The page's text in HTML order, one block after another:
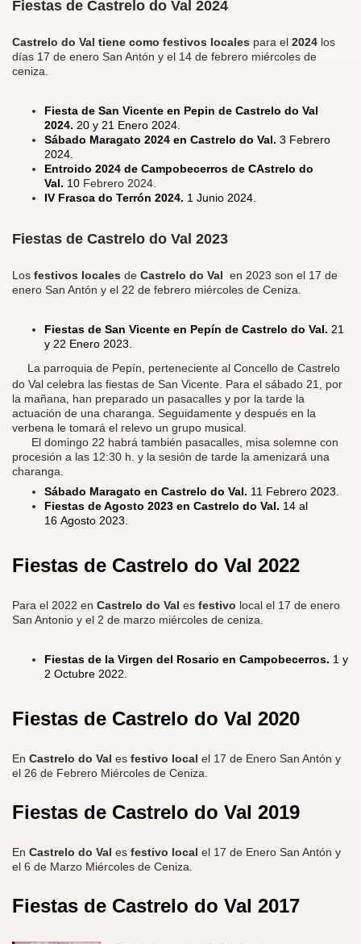
Fiestas de Castrelo do Val 2024
Castrelo do Val tiene como festivos locales para el 2024 los
días 17 de enero San Antón y el 14 de febrero miércoles de
ceniza.
Fiesta de San Vicente en Pepin de Castrelo do Val
2024. 20 y 21 Enero 2024.
Sábado Maragato 2024 en Castrelo do Val. 3 Febrero
2024.
Entroido 2024 de Campobecerros de CAstrelo do
Val. 10 Febrero 2024.
IV Frasca do Terrón 2024. 1 Junio 2024.
Fiestas de Castrelo do Val 2023
Los festivos locales de Castrelo do Val en 2023 son el 17 de
enero San Antón y el 22 de febrero miércoles de Ceniza.
Fiestas de San Vicente en Pepín de Castrelo do Val. 21
y 22 Enero 2023.
La parroquia de Pepín, perteneciente al Concello de Castrelo
do Val celebra las fiestas de San Vicente. Para el sábado 21, por
la mañana, han preparado un pasacalles y por la tarde la
actuación de una charanga. Seguidamente y después en la
verbena le tomará el relevo un grupo musical.
El domingo 22 habrá también pasacalles, misa solemne con
procesión a las 12:30 h. y la sesión de tarde la amenizará una
charanga.
Sábado Maragato en Castrelo do Val. 11 Febrero 2023.
Fiestas de Agosto 2023 en Castrelo do Val. 14 al
16 Agosto 2023.
Fiestas de Castrelo do Val 2022
Para el 2022 en Castrelo do Val es festivo local el 17 de enero
San Antonio y el 2 de marzo miércoles de ceniza.
Fiestas de la Virgen del Rosario en Campobecerros. 1 y
2 Octubre 2022.
Fiestas de Castrelo do Val 2020
En Castrelo do Val es festivo local el 17 de Enero San Antón y
el 26 de Febrero Miércoles de Ceniza.
Fiestas de Castrelo do Val 2019
En Castrelo do Val es festivo local el 17 de Enero San Antón y
el 6 de Marzo Miércoles de Ceniza.
Fiestas de Castrelo do Val 2017